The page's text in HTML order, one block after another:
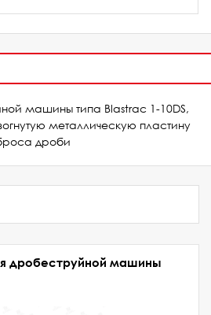
машины типа Blastrac 1-10DS,
металлическую пластину
дроби
дробеструйной машины